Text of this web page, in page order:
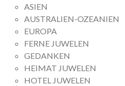
ASIEN
AUSTRALIEN-OZEANIEN
EUROPA
FERNE JUWELEN
GEDANKEN
HEIMAT JUWELEN
HOTEL JUWELEN